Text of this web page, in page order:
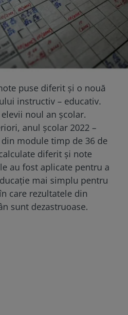
puse diferit și o nouă
instructiv – educativ.
noul an școlar.
anul școlar 2022 –
module timp de 36 de
diferit și note
au fost aplicate pentru a
mai simplu pentru
care rezultatele din
sunt dezastruoase.